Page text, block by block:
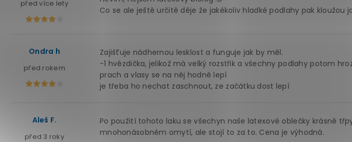
před více lety
Co se ale ještě určitě děje že jakékoliv hladké podlahy pak kloužou
Ondra h
před rokem
Zajišťuje nádhernou lesklost a funguje jak by měl.
-1 hvězdička, jelikož má velký rozstřik a všechny podlahy potom
prach a vlasy se na něj hodně lepí
je třeba ho nechat zaschnout, ze začátku dost lepí
Aleš F.
před 3 roky
Po použití tohoto laku se všechyn naše latexové oblečky krásně
mnohonásobném omytí, ale stojí to za to. Cena je výhodná.